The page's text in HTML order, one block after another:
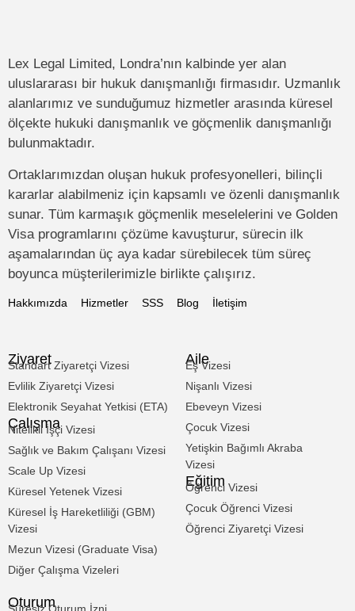
Lex Legal Limited, Londra’nın kalbinde yer alan
uluslararası bir hukuk danışmanlığı firmasıdır. Uzmanlık
alanlarımız ve sunduğumuz hizmetler arasında küresel
ölçekte hukuki danışmanlık ve göçmenlik danışmanlığı
bulunmaktadır.
Ortaklarımızdan oluşan hukuk profesyonelleri, bilinçli
kararlar alabilmeniz için kapsamlı ve özenli danışmanlık
sunar. Tüm karmaşık göçmenlik meselelerini ve Golden
Visa programlarını çözüme kavuşturur, sürecin ilk
aşamalarından üç aya kadar sürebilecek tüm süreç
boyunca müşterilerimizle birlikte çalışırız.
Hakkımızda Hizmetler SSS Blog İletişim
Ziyaret
Standart Ziyaretçi Vizesi
Evlilik Ziyaretçi Vizesi
Elektronik Seyahat Yetkisi (ETA)
Çalışma
Nitelikli İşçi Vizesi
Sağlık ve Bakım Çalışanı Vizesi
Scale Up Vizesi
Küresel Yetenek Vizesi
Küresel İş Hareketliliği (GBM)
Vizesi
Mezun Vizesi (Graduate Visa)
Diğer Çalışma Vizeleri
Aile
Eş Vizesi
Nişanlı Vizesi
Ebeveyn Vizesi
Çocuk Vizesi
Yetişkin Bağımlı Akraba
Vizesi
Eğitim
Öğrenci Vizesi
Çocuk Öğrenci Vizesi
Öğrenci Ziyaretçi Vizesi
Oturum